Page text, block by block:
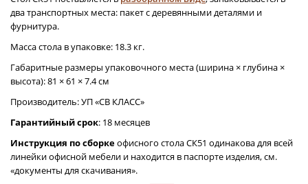
два транспортных места: пакет с деревянными деталями и
фурнитура.
Масса стола в упаковке: 18.3 кг.
Габаритные размеры упаковочного места (ширина × глубина ×
высота): 81 × 61 × 7.4 см
Производитель: УП «СВ КЛАСС»
Гарантийный срок: 18 месяцев
Инструкция по сборкеофисного стола СК51 одинакова для всей
линейки офисной мебели и находится в паспорте изделия, см.
«документы для скачивания».